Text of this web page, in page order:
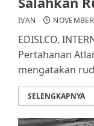
IVAN
EDISI.CO,
Pertahanan
mengatakan
SELENGKAPNYA